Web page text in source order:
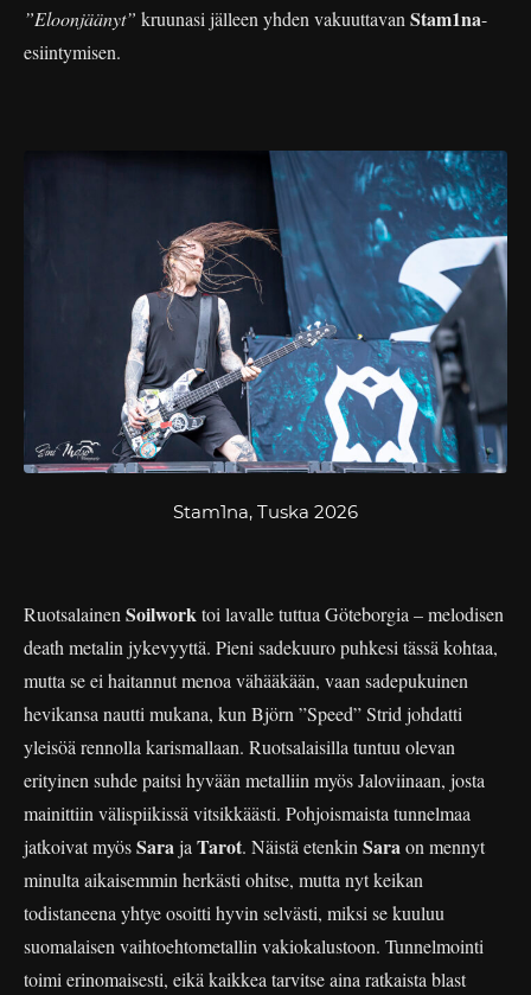
”Eloonjäänyt” kruunasi jälleen yhden vakuuttavan Stam1na-
esiintymisen.
Stam1na, Tuska 2026
Ruotsalainen Soilworktoi lavalle tuttua Göteborgia – melodisen
death metalin jykevyyttä. Pieni sadekuuro puhkesi tässä kohtaa,
mutta se ei haitannut menoa vähääkään, vaan sadepukuinen
hevikansa nautti mukana, kun Björn ”Speed” Strid johdatti
yleisöä rennolla karismallaan. Ruotsalaisilla tuntuu olevan
erityinen suhde paitsi hyvään metalliin myös Jaloviinaan, josta
mainittiin välispiikissä vitsikkäästi. Pohjoismaista tunnelmaa
jatkoivat myösSaraja Tarot. Näistä etenkin Saraon mennyt
minulta aikaisemmin herkästi ohitse, mutta nyt keikan
todistaneena yhtye osoitti hyvin selvästi, miksi se kuuluu
suomalaisen vaihtoehtometallin vakiokalustoon. Tunnelmointi
toimi erinomaisesti, eikä kaikkea tarvitse aina ratkaista blast